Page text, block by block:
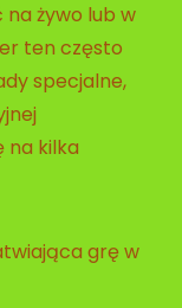
żywo lub w
ten często
specjalne,
na kilka
grę w